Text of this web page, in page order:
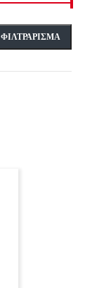
ΦΙΛΤΡΆΡΙΣΜΑ